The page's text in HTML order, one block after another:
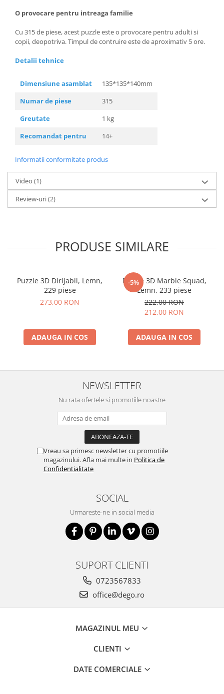
O provocare pentru intreaga familie
Cu 315 de piese, acest puzzle este o provocare pentru adulti si
copii, deopotriva. Timpul de contruire este de aproximativ 5 ore.
Detalii tehnice
Dimensiune asamblat
135*135*140mm
Numar de piese
315
Greutate
1 kg
Recomandat pentru
14+
Informatii conformitate produs
Video (1)
Review-uri(2)
PRODUSE SIMILARE
Puzzle 3D Dirijabil, Lemn,
229 piese
273,00 RON
ADAUGA IN COS
-5%
Puzzle 3D Marble Squad,
Lemn, 233 piese
222,00 RON
212,00 RON
ADAUGA IN COS
NEWSLETTER
Nu rata ofertele si promotiile noastre
Vreau sa primesc newsletter cu promotiile
magazinului. Afla mai multe in Politica de
Confidentialitate
SOCIAL
Urmareste-ne in social media
SUPORT CLIENTI
0723567833
office@dego.ro
MAGAZINUL MEU
CLIENTI
DATE COMERCIALE